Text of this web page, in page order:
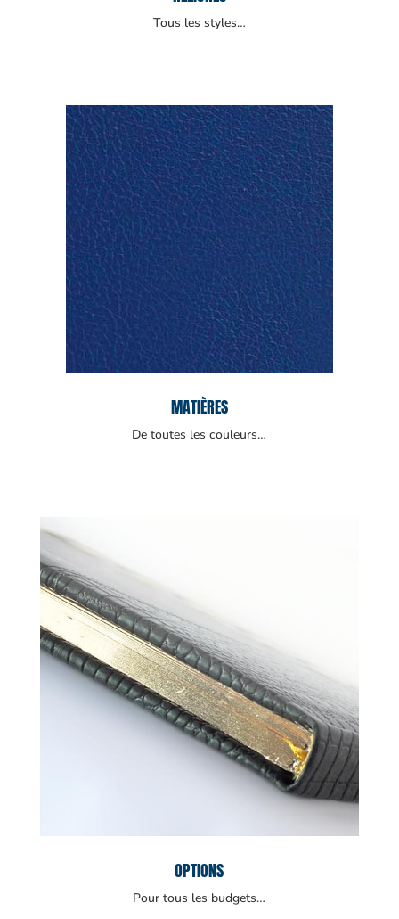
Tous les styles…
MATIÈRES
De toutes les couleurs…
OPTIONS
Pour tous les budgets…